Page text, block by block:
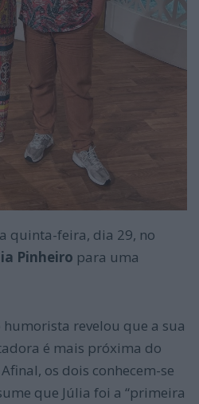
quinta-feira, dia 29, no
Pinheiro para uma
humorista revelou que a sua
é mais próxima do
os dois conhecem-se
que Júlia foi a “primeira